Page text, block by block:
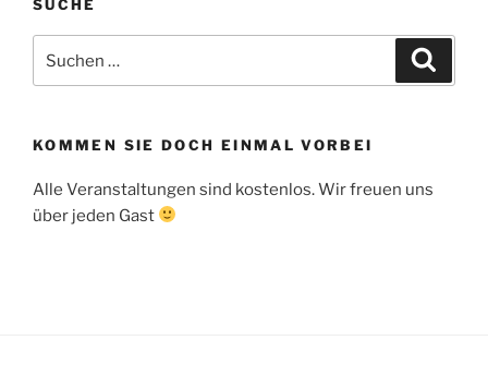
SUCHE
nach:
KOMMEN SIE DOCH EINMAL VORBEI
Alle Veranstaltungen sind kostenlos. Wir freuen uns
über jeden Gast